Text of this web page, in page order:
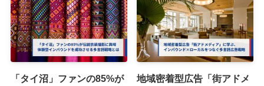
「タイ沼」ファンの85%が
地域密着型広告「街アドメ